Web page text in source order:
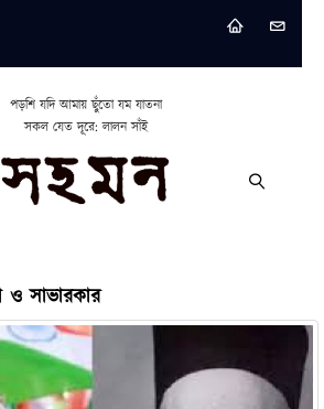
পড়শি যদি আমায় ছুঁতো যম যাতনা
সকল যেত দূরে: লালন সাঁই
ও সাভারকার